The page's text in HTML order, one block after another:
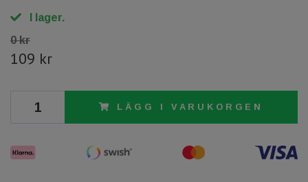
I lager.
0 kr
109 kr
LÄGG I VARUKORGEN